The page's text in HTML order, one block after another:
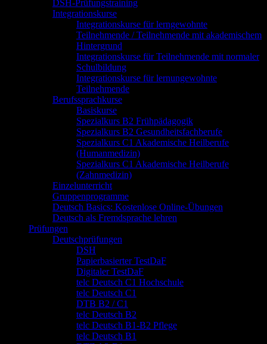
DSH-Prüfungstraining
Integrationskurse
Integrationskurse für lerngewohnte
Teilnehmende / Teilnehmende mit akademischem
Hintergrund
Integrationskurse für Teilnehmende mit normaler
Schulbildung
Integrationskurse für lernungewohnte
Teilnehmende
Berufssprachkurse
Basiskurse
Spezialkurs B2 Frühpädagogik
Spezialkurs B2 Gesundheitsfachberufe
Spezialkurs C1 Akademische Heilberufe
(Humanmedizin)
Spezialkurs C1 Akademische Heilberufe
(Zahnmedizin)
Einzelunterricht
Gruppenprogramme
Deutsch Basics: Kostenlose Online-Übungen
Deutsch als Fremdsprache lehren
Prüfungen
Deutschprüfungen
DSH
Papierbasierter TestDaF
Digitaler TestDaF
telc Deutsch C1 Hochschule
telc Deutsch C1
DTB B2 / C1
telc Deutsch B2
telc Deutsch B1-B2 Pflege
telc Deutsch B1